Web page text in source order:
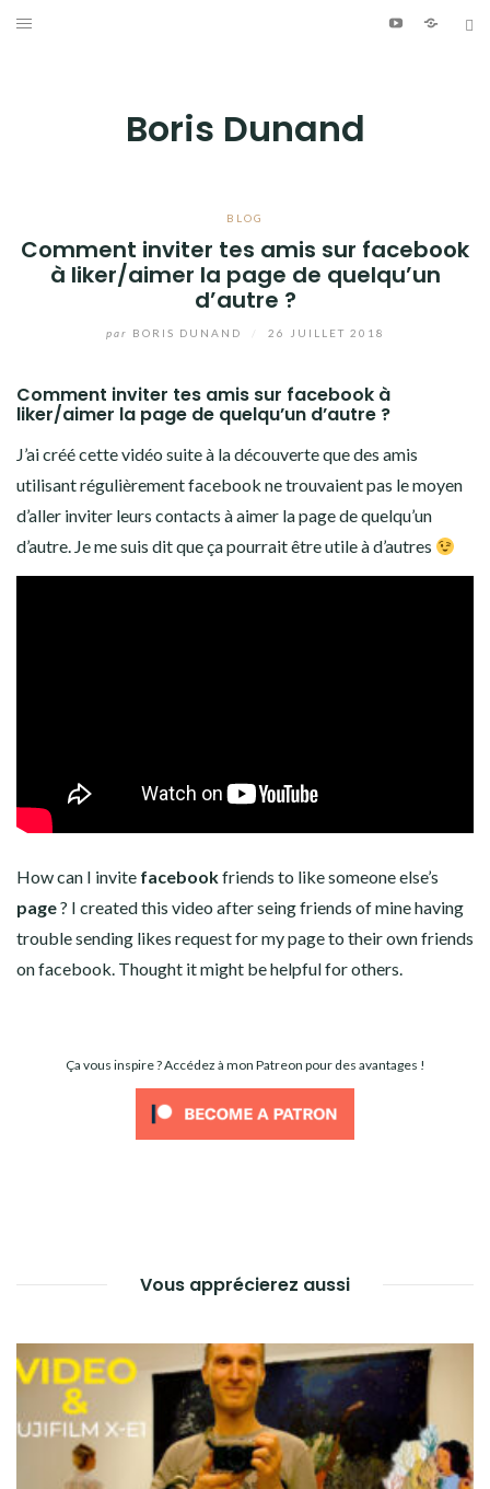
Aller
Youtube
Boris Dunand
BLOG
Comment inviter tes amis sur facebook
à liker/aimer la page de quelqu’un
d’autre ?
par BORIS DUNAND 26 JUILLET 2018
Comment inviter tes amis sur facebook à
liker/aimer la page de quelqu’un d’autre ?
J’ai créé cette vidéo suite à la découverte que des amis
utilisant régulièrement facebook ne trouvaient pas le moyen
d’aller inviter leurs contacts à aimer la page de quelqu’un
d’autre. Je me suis dit que ça pourrait être utile à d’autres
How can I invite facebookfriends to like someone else’s
page? I created this video after seing friends of mine having
trouble sending likes request for my page to their own friends
on facebook. Thought it might be helpful for others.
Ça vous inspire ? Accédez à mon Patreon pour des avantages !
Vous apprécierez aussi
INFO
JOURNAL DE BORD
YoutubePatreonBluesky